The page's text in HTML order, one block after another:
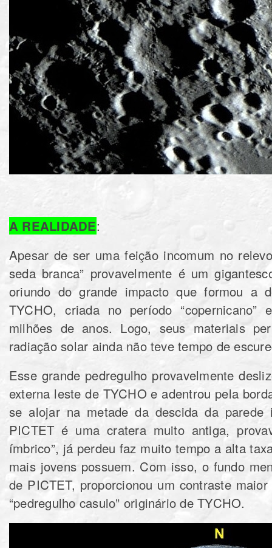
A REALIDADE:
Apesar de ser uma feição incomum no
seda branca” provavelmente é um
oriundo do grande impacto que formou a
TYCHO, criada no período
milhões de anos. Logo, seus materiais
radiação solar ainda não teve tempo de
Esse grande pedregulho provavelmente
externa leste de TYCHO e adentrou pela
se alojar na metade da descida da parede
PICTET é uma cratera muito antiga,
ímbrico”, já perdeu faz muito tempo a alta
mais jovens possuem. Com isso, o fundo
de PICTET, proporcionou um contraste
“pedregulho casulo” originário de TYCHO.